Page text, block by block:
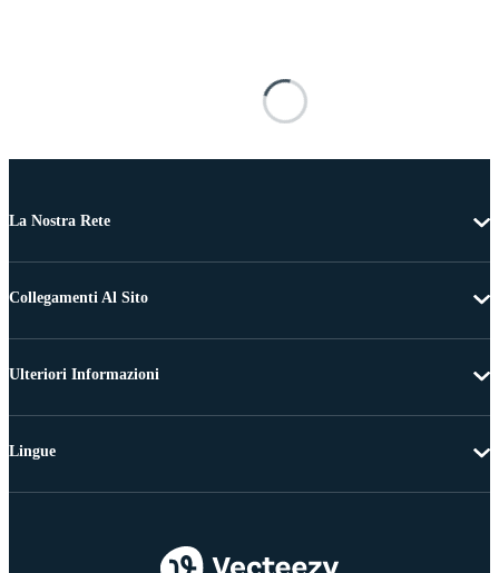
La Nostra Rete
Collegamenti Al Sito
Ulteriori Informazioni
Lingue